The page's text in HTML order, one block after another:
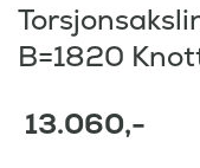
B=1820
13.060,-